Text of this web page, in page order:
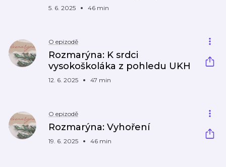
5. 6. 2025 46 min
O epizodě
Rozmarýna: K srdci
vysokoškoláka z pohledu UKH
12. 6. 2025 47 min
O epizodě
Rozmarýna: Vyhoření
19. 6. 2025 46 min